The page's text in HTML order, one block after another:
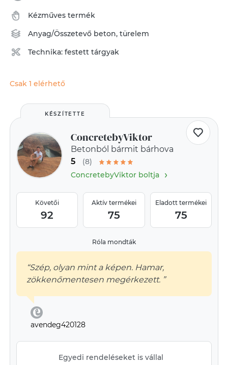
Kézműves termék
Anyag/Összetevő beton,türelem
Technika:festett tárgyak
Csak 1 elérhető
KÉSZÍTETTE
ConcretebyViktor
Betonból bármit bárhova
5
(8)
ConcretebyViktor boltja›
Követői
92
Aktív termékei
75
Eladott termékei
75
Róla mondták
“Szép, olyan mint a képen. Hamar,
zökkenőmentesen megérkezett. ”
avendeg420128
Egyedi rendeléseket is vállal